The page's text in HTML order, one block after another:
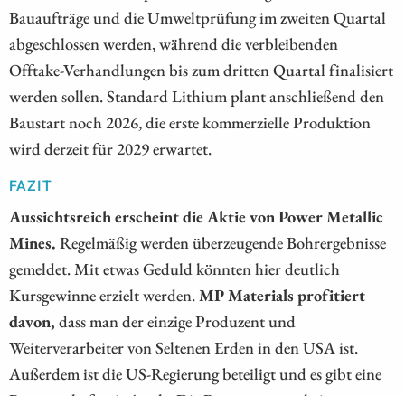
Bauaufträge und die Umweltprüfung im zweiten Quartal
abgeschlossen werden, während die verbleibenden
Offtake-Verhandlungen bis zum dritten Quartal finalisiert
werden sollen. Standard Lithium plant anschließend den
Baustart noch 2026, die erste kommerzielle Produktion
wird derzeit für 2029 erwartet.
FAZIT
Aussichtsreich erscheint die Aktie von Power Metallic
Mines. Regelmäßig werden überzeugende Bohrergebnisse
gemeldet. Mit etwas Geduld könnten hier deutlich
Kursgewinne erzielt werden. MP Materials profitiert
davon, dass man der einzige Produzent und
Weiterverarbeiter von Seltenen Erden in den USA ist.
Außerdem ist die US-Regierung beteiligt und es gibt eine